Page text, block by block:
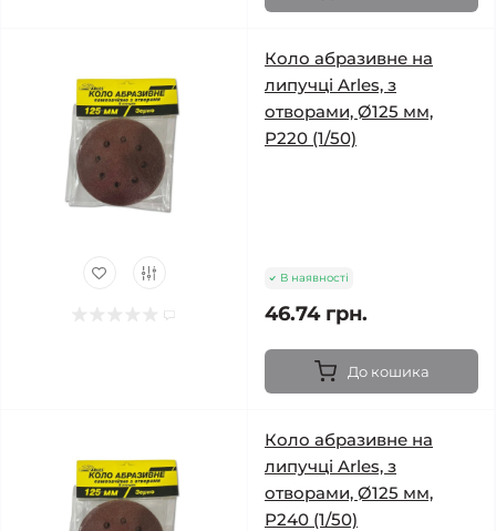
Коло абразивне на
липучці Arles, з
отворами, Ø125 мм,
Р220 (1/50)
В наявності
46.74 грн.
До кошика
Коло абразивне на
липучці Arles, з
отворами, Ø125 мм,
Р240 (1/50)